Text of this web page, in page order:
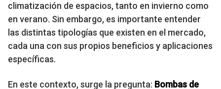
climatización de espacios, tanto en invierno como
en verano. Sin embargo, es importante entender
las distintas tipologías que existen en el mercado,
cada una con sus propios beneficios y aplicaciones
específicas.
En este contexto, surge la pregunta: Bombas de